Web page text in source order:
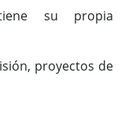
su propia
proyectos de